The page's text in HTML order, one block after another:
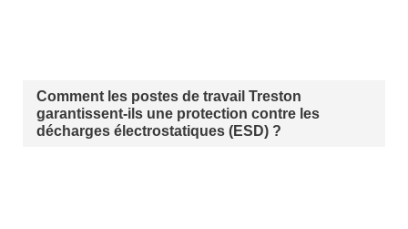
Comment les postes de travail Treston
garantissent-ils une protection contre les
décharges électrostatiques (ESD) ?